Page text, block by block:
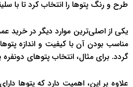
طرح و رنگ پتوها را انتخاب کرد تا با
یکی از اصلی‌ترین موارد دیگر در خرید
مناسب بودن آن با کیفیت و اندازه
گردد. برای مثال، انتخاب پتوهای
علاوه بر این، اهمیت دارد که پتوها